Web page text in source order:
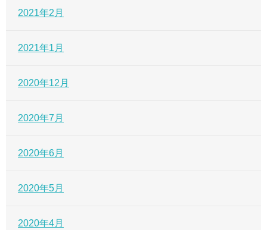
2021年2月
2021年1月
2020年12月
2020年7月
2020年6月
2020年5月
2020年4月